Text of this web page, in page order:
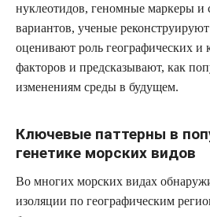
нуклеотидов, геномные маркеры и
вариантов, ученые
оценивают роль географических и
факторов и предсказывают, как
изменениям среды в будущем.
Ключевые паттерны в
генетике морских видов
Во многих морских видах
изоляции по географическим